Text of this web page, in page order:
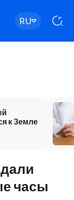
RU
к Земле
часы